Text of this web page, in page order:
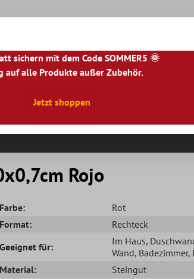
PT|FI|GR|RO|NO|HU|BG|HR|
Terrassenplatten
Rojo
Farbe:
Rot
Format:
Rechteck
Geeignet für:
Im Haus,
Wand, Badezimmer,
Material:
Steingut
sichern mit dem Code SOMMER5 🌞
auf alle Produkte außer Zubehör.
Jetzt shoppen